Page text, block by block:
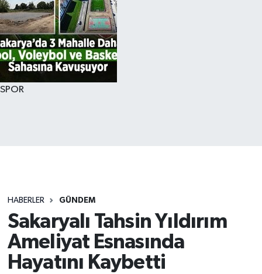
SPOR
HABERLER GÜNDEM
Sakaryalı Tahsin Yıldırım
Ameliyat Esnasında
Hayatını Kaybetti